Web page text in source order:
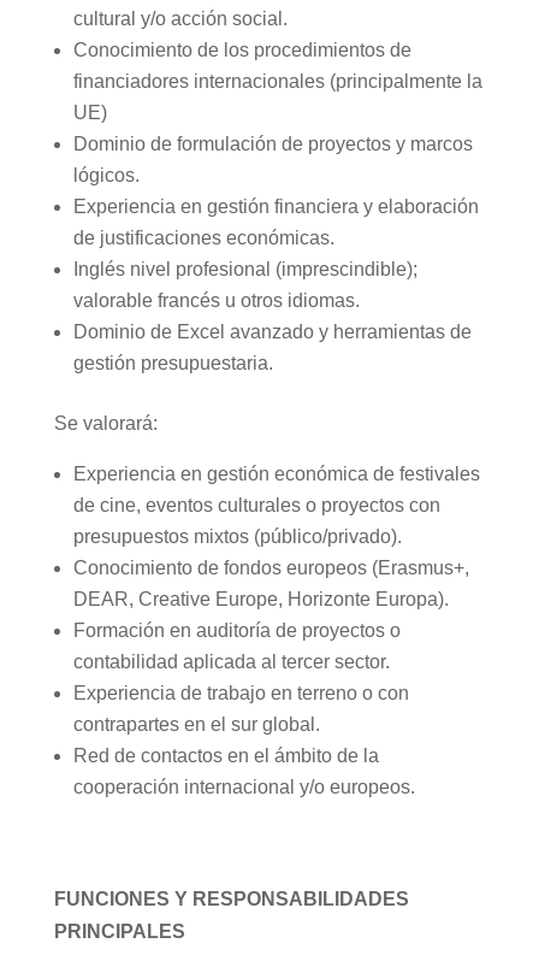
cultural y/o acción social.
Conocimiento de los procedimientos de
financiadores internacionales (principalmente la
UE)
Dominio de formulación de proyectos y marcos
lógicos.
Experiencia en gestión financiera y elaboración
de justificaciones económicas.
Inglés nivel profesional (imprescindible);
valorable francés u otros idiomas.
Dominio de Excel avanzado y herramientas de
gestión presupuestaria.
Se valorará:
Experiencia en gestión económica de festivales
de cine, eventos culturales o proyectos con
presupuestos mixtos (público/privado).
Conocimiento de fondos europeos (Erasmus+,
DEAR, Creative Europe, Horizonte Europa).
Formación en auditoría de proyectos o
contabilidad aplicada al tercer sector.
Experiencia de trabajo en terreno o con
contrapartes en el sur global.
Red de contactos en el ámbito de la
cooperación internacional y/o europeos.
FUNCIONES Y RESPONSABILIDADES
PRINCIPALES